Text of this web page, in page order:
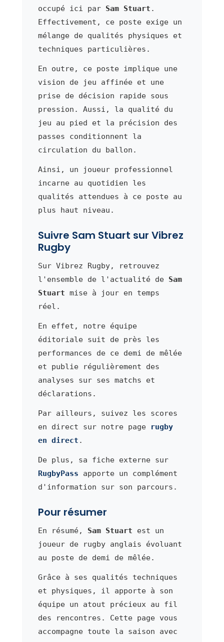
occupé ici par Sam Stuart .
Effectivement, ce poste exige un
mélange de qualités physiques et
techniques particulières.
En outre, ce poste implique une
vision de jeu affinée et une
prise de décision rapide sous
pression. Aussi, la qualité du
jeu au pied et la précision des
passes conditionnent la
circulation du ballon.
Ainsi, un joueur professionnel
incarne au quotidien les
qualités attendues à ce poste au
plus haut niveau.
Suivre Sam Stuart sur Vibrez
Rugby
Sur Vibrez Rugby, retrouvez
l'ensemble de l'actualité de Sam
Stuart mise à jour en temps
réel.
En effet, notre équipe
éditoriale suit de près les
performances de ce demi de mêlée
et publie régulièrement des
analyses sur ses matchs et
déclarations.
Par ailleurs, suivez les scores
en direct sur notre page
rugby
en direct .
De plus, sa fiche externe sur
RugbyPass apporte un complément
d'information sur son parcours.
Pour résumer
En résumé, Sam Stuart est un
joueur de rugby anglais évoluant
au poste de demi de mêlée.
Grâce à ses qualités techniques
et physiques, il apporte à son
équipe un atout précieux au fil
des rencontres. Cette page vous
accompagne toute la saison avec